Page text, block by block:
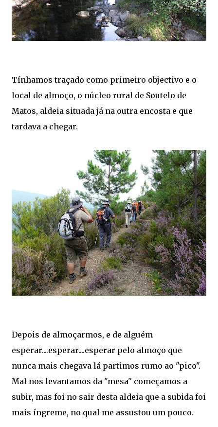
Tínhamos traçado como primeiro objectivo e o
local de almoço, o núcleo rural de Soutelo de
Matos, aldeia situada já na outra encosta e que
tardava a chegar.
Depois de almoçarmos, e de alguém
esperar....esperar....esperar pelo almoço que
nunca mais chegava lá partimos rumo ao "pico".
Mal nos levantamos da "mesa" começamos a
subir, mas foi no sair desta aldeia que a subida foi
mais íngreme, no qual me assustou um pouco.